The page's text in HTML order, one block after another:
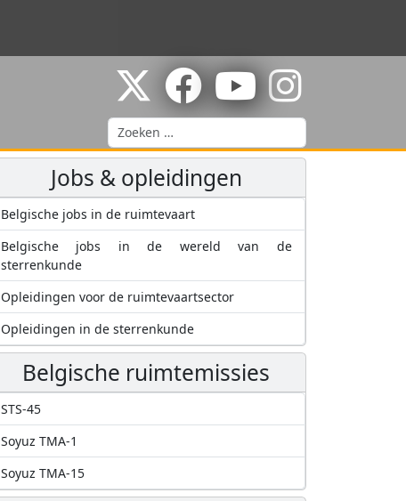
Zoeken
Jobs & opleidingen
Belgische jobs in de ruimtevaart
Belgische jobs in de wereld van de
sterrenkunde
Opleidingen voor de ruimtevaartsector
Opleidingen in de sterrenkunde
Belgische ruimtemissies
STS-45
Soyuz TMA-1
Soyuz TMA-15